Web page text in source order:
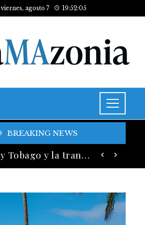
viernes, agosto 7 19:52:06
BREAKING NEWS
Trinidad y Tobago y la transición energética con enfoque en justicia social y desarrollo sostenible